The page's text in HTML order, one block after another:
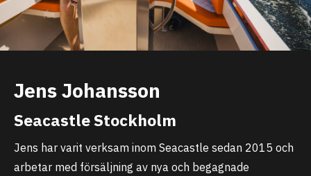
Jens Johansson
Seacastle Stockholm
Jens har varit verksam inom Seacastle sedan 2015 och
arbetar med försäljning av nya och begagnade